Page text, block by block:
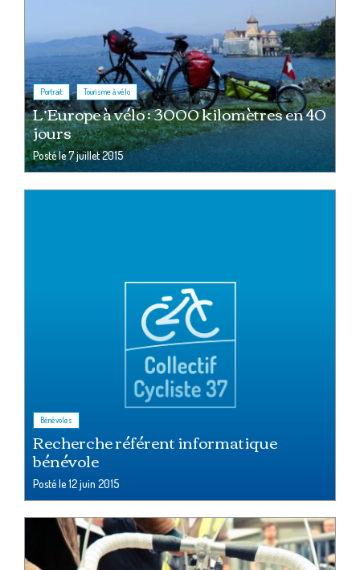
Portrait , Tourisme à vélo
L’Europe à vélo : 3000 kilomètres en 40
jours
Posté le7 juillet 2015
Bénévoles
Recherche référent informatique
bénévole
Posté le12 juin 2015